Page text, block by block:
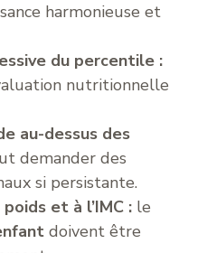
harmonieuse et
du percentile :
nutritionnelle
au-dessus des
demander des
si persistante.
et à l’IMC :le
doivent être